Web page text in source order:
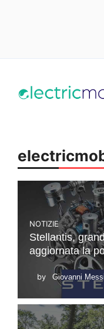
NOTIZIE
Stellantis,
aggiornata la
by Giovanni Messi